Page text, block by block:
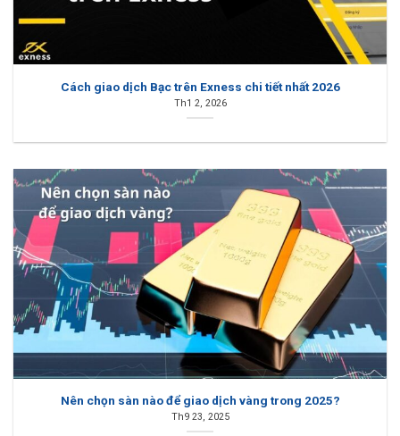
Cách giao dịch Bạc trên Exness chi tiết nhất 2026
Th1 2, 2026
Nên chọn sàn nào để giao dịch vàng trong 2025?
Th9 23, 2025